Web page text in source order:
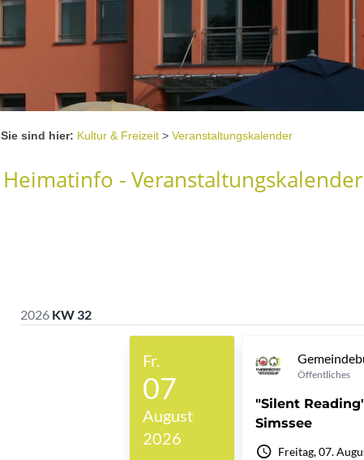
Sie sind hier: Kultur & Freizeit > Veranstaltungskalender
Heimatinfo - Veranstaltungskalender